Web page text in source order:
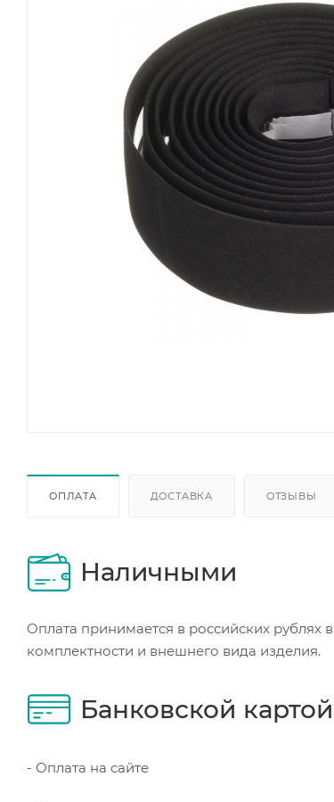
ОПЛАТА ДОСТАВКА ОТЗЫВЫ
Наличными
Оплата принимается в российских рублях
комплектности и внешнего вида изделия.
Банковской картой
- Оплата на сайте